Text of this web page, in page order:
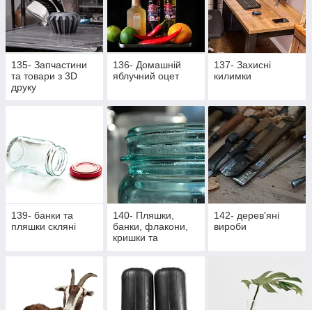
135- Запчастини
та товари з 3D
друку
136- Домашній
яблучний оцет
137- Захисні
килимки
139- банки та
пляшки скляні
140- Пляшки,
банки, флакони,
кришки та
закупорщики
142- дерев'яні
вироби